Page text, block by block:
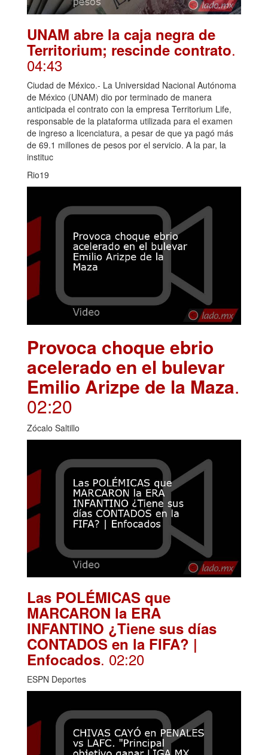
UNAM abre la caja negra de
Territorium; rescinde contrato.
04:43
Ciudad de México.- La Universidad Nacional Autónoma
de México (UNAM) dio por terminado de manera
anticipada el contrato con la empresa Territorium Life,
responsable de la plataforma utilizada para el examen
de ingreso a licenciatura, a pesar de que ya pagó más
de 69.1 millones de pesos por el servicio. A la par, la
instituc
Rio19
Provoca choque ebrio
acelerado en el bulevar
Emilio Arizpe de la Maza.
02:20
Zócalo Saltillo
Las POLÉMICAS que
MARCARON la ERA
INFANTINO ¿Tiene sus días
CONTADOS en la FIFA? |
Enfocados. 02:20
ESPN Deportes